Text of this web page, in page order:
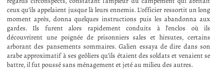
ceux qu’ils appelaient jusque là leurs ennemis. L’officier ressortit un long
moment après, donna quelques instructions puis les abandonna aux
gardes. Ils furent alors rapidement conduits à l’enclos où ils
découvrirent une poignée de prisonniers sales et hirsutes, certains
arborant des pansements sommaires. Galien essaya de dire dans son
arabe approximatif à ses geôliers qu’ils étaient des soldats et venaient se
battre, il fut poussé sans ménagement et jeté au milieu des autres.